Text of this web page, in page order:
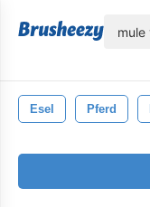
Esel Pferd